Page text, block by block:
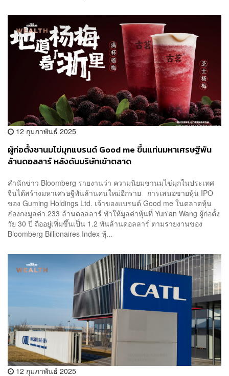
12 กุมภาพันธ์ 2025
ผู้ก่อตั้งชานมไข่มุกแบรนด์ Good me ขึ้นแท่นมหาเศรษฐีพัน
ล้านดอลลาร์ หลังดันบริษัทเข้าตลาด
สำนักข่าว Bloomberg รายงานว่า ความนิยมชานมไข่มุกในประเทศ
จีนได้สร้างมหาเศรษฐีพันล้านคนใหม่อีกราย การเสนอขายหุ้น IPO
ของ Guming Holdings Ltd. เจ้าของแบรนด์ Good me ในตลาดหุ้น
ฮ่องกงมูลค่า 233 ล้านดอลลาร์ ทำให้มูลค่าหุ้นที่ Yun'an Wang ผู้ก่อตั้ง
วัย 30 ปี ถืออยู่เพิ่มขึ้นเป็น 1.2 พันล้านดอลลาร์ ตามรายงานของ
Bloomberg Billionaires Index หุ้...
12 กุมภาพันธ์ 2025